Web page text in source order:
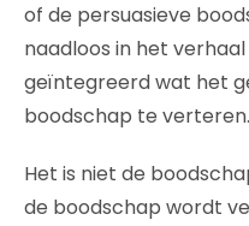
of de persuasieve
naadloos in het
geïntegreerd wat het
boodschap te verteren.
Het is niet de
de boodschap wordt